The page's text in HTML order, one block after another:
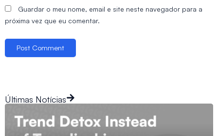
Guardar o meu nome, email e site neste navegador para a
próxima vez que eu comentar.
Últimas Notícias